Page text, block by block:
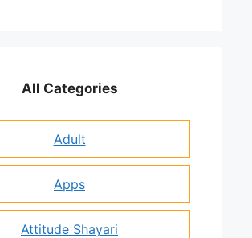
All Categories
Adult
Apps
Attitude Shayari